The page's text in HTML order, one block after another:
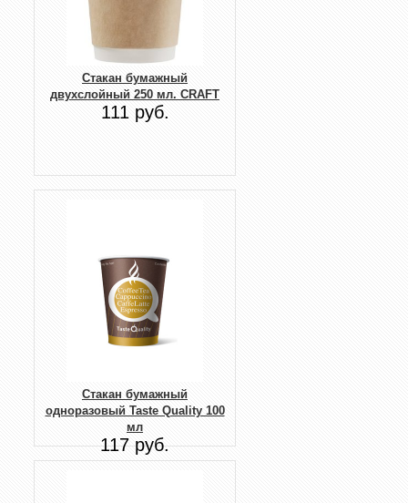
Стакан бумажный
двухслойный 250 мл. CRAFT
111 руб.
Стакан бумажный
одноразовый Taste Quality 100
мл
117 руб.